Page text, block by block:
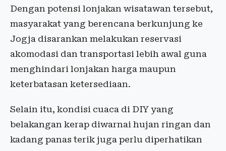
Dengan potensi lonjakan wisatawan tersebut,
masyarakat yang berencana berkunjung ke
Jogja disarankan melakukan reservasi
akomodasi dan transportasi lebih awal guna
menghindari lonjakan harga maupun
keterbatasan ketersediaan.
Selain itu, kondisi cuaca di DIY yang
belakangan kerap diwarnai hujan ringan dan
kadang panas terik juga perlu diperhatikan